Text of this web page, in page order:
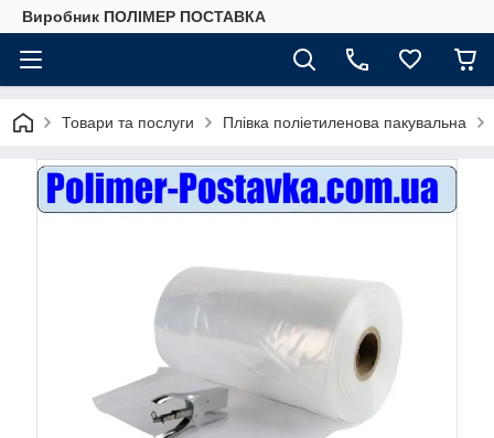
Виробник ПОЛІМЕР ПОСТАВКА
Товари та послуги Плівка поліетиленова пакувальна